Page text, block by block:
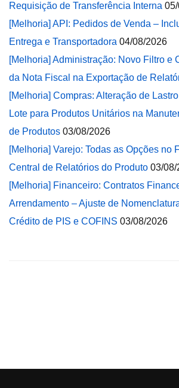
Requisição de Transferência Interna
[Melhoria] API: Pedidos de Venda –
Entrega e Transportadora 04/08/2026
[Melhoria] Administração: Novo Filtro e
da Nota Fiscal na Exportação de
[Melhoria] Compras: Alteração de
Lote para Produtos Unitários na
de Produtos 03/08/2026
[Melhoria] Varejo: Todas as Opções no
Central de Relatórios do Produto 03/08/
[Melhoria] Financeiro: Contratos
Arrendamento – Ajuste de
Crédito de PIS e COFINS 03/08/2026